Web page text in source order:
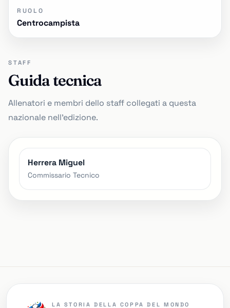
RUOLO
Centrocampista
STAFF
Guida tecnica
Allenatori e membri dello staff collegati a questa
nazionale nell'edizione.
Herrera Miguel
Commissario Tecnico
LA STORIA DELLA COPPA DEL MONDO